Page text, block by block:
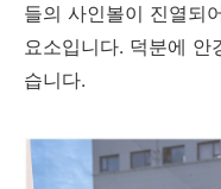
들의 사인볼이 진열되
요소입니다. 덕분에 안
습니다.